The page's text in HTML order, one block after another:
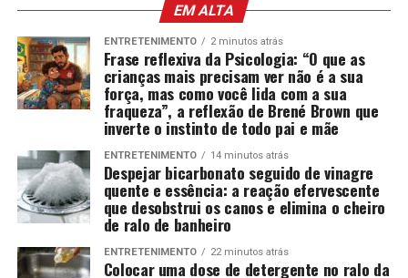
EM ALTA
ENTRETENIMENTO 2 minutos atrás
Frase reflexiva da Psicologia: “O que as
crianças mais precisam ver não é a sua
força, mas como você lida com a sua
fraqueza”, a reflexão de Brené Brown que
inverte o instinto de todo pai e mãe
ENTRETENIMENTO 14 minutos atrás
Despejar bicarbonato seguido de vinagre
quente e essência: a reação efervescente
que desobstrui os canos e elimina o cheiro
de ralo de banheiro
ENTRETENIMENTO 22 minutos atrás
Colocar uma dose de detergente no ralo da